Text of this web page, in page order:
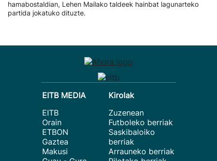
hamabostaldian, Lehen Mailako taldeek hainbat lagunarteko
partida jokatuko dituzte.
EITB MEDIA
EITB
Orain
ETBON
Gaztea
Makusi
Kirolak
Zuzenean
Futboleko berriak
Saskibaloiko
berriak
Arrauneko berriak